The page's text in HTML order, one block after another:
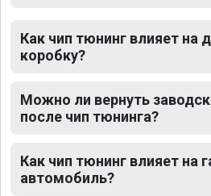
Как чип тюнинг влияет на
коробку?
Можно ли вернуть
после чип тюнинга?
Как чип тюнинг влияет на
автомобиль?